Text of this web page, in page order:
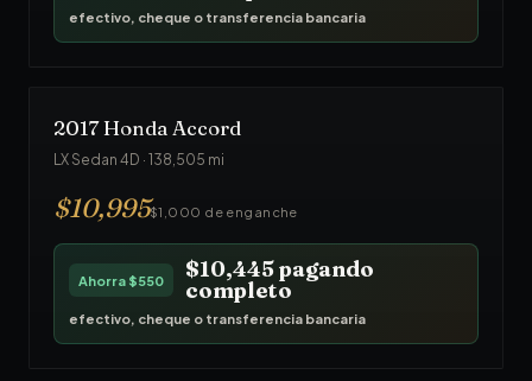
efectivo, cheque o transferencia bancaria
2017Honda Accord
LX Sedan 4D · 138,505 mi
$10,995$1,000 de enganche
Ahorra $550 $10,445pagando
completo
efectivo, cheque o transferencia bancaria